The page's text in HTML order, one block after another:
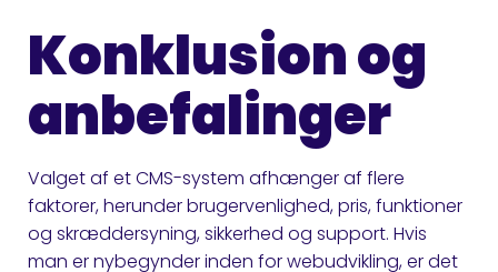
Konklusion og
anbefalinger
Valget af et CMS-system afhænger af flere
faktorer, herunder brugervenlighed, pris, funktioner
og skræddersyning, sikkerhed og support. Hvis
man er nybegynder inden for webudvikling, er det